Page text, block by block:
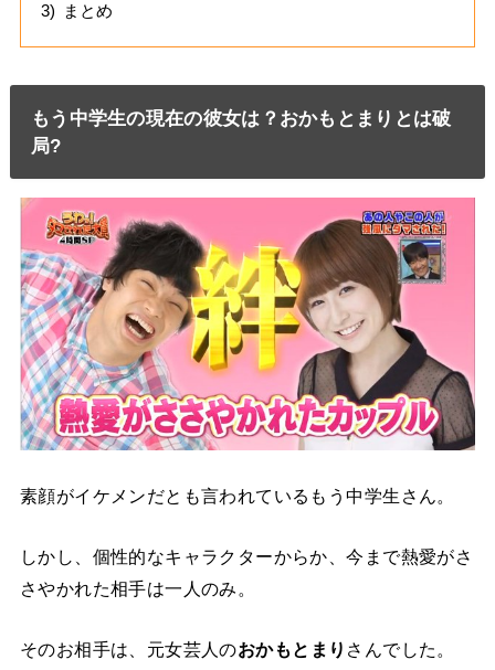
3)
まとめ
もう中学生の現在の彼女は？おかもとまりとは破
局?
素顔がイケメンだとも言われているもう中学生さん。
しかし、個性的なキャラクターからか、今まで熱愛がさ
さやかれた相手は一人のみ。
そのお相手は、元女芸人のおかもとまり さんでした。